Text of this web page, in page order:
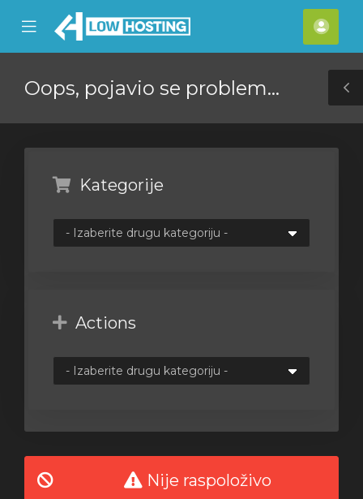
Mobile
Menu
Oops, pojavio se problem...
Kategorije
Actions
Nije raspoloživo